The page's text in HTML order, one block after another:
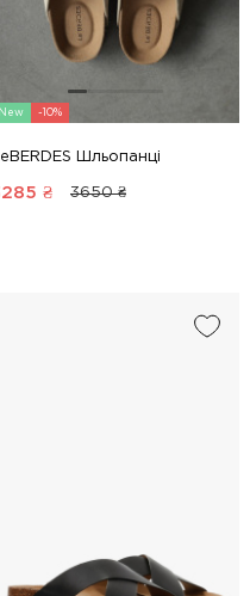
New -10%
Шльопанці
₴ 3650 ₴